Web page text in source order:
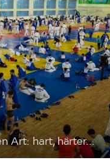
Art: hart, härter...